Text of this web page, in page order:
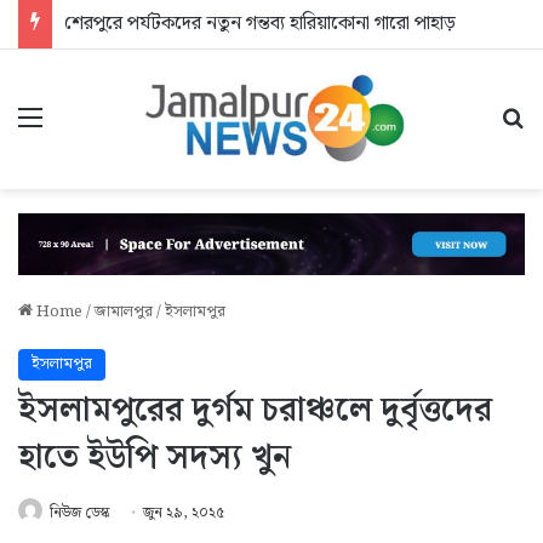
শেরপুরে পর্যটকদের নতুন গন্তব্য হারিয়াকোনা গারো পাহাড়
Menu
Home/জামালপুর/ইসলামপুর
ইসলামপুর
ইসলামপুরের দুর্গম চরাঞ্চলে দুর্বৃত্তদের
হাতে ইউপি সদস্য খুন
নিউজ ডেস্ক জুন ২৯, ২০২৫